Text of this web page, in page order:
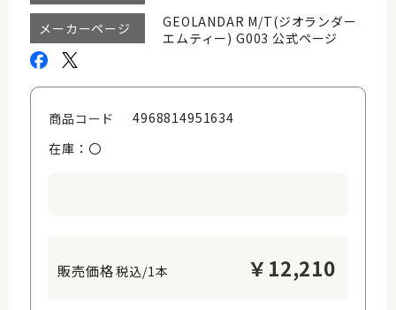
メーカーページ
GEOLANDAR M/T(ジオランダー
エムティー) G003 公式ページ
商品コード
4968814951634
在庫：〇
税込/1本 ￥ 12,210